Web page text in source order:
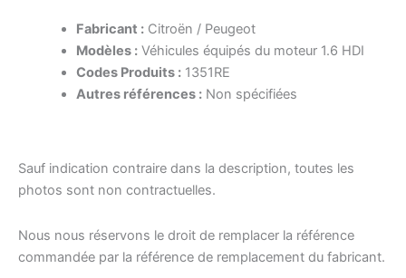
Fabricant :Citroën / Peugeot
Modèles :Véhicules équipés du moteur 1.6 HDI
Codes Produits :1351RE
Autres références :Non spécifiées
Sauf indication contraire dans la description, toutes les
photos sont non contractuelles.
Nous nous réservons le droit de remplacer la référence
commandée par la référence de remplacement du fabricant.